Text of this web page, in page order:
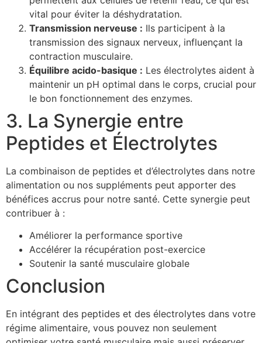
vital pour éviter la déshydratation.
Transmission nerveuse : Ils participent à la
transmission des signaux nerveux, influençant la
contraction musculaire.
Équilibre acido-basique : Les électrolytes aident à
maintenir un pH optimal dans le corps, crucial pour
le bon fonctionnement des enzymes.
3. La Synergie entre
Peptides et Électrolytes
La combinaison de peptides et d’électrolytes dans notre
alimentation ou nos suppléments peut apporter des
bénéfices accrus pour notre santé. Cette synergie peut
contribuer à :
Améliorer la performance sportive
Accélérer la récupération post-exercice
Soutenir la santé musculaire globale
Conclusion
En intégrant des peptides et des électrolytes dans votre
régime alimentaire, vous pouvez non seulement